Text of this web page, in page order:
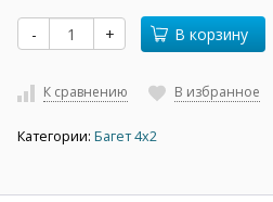
- + В корзину
К сравнению В избранное
Категории: Багет 4х2